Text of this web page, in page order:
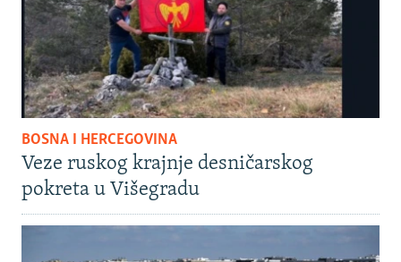
BOSNA I HERCEGOVINA
Veze ruskog krajnje desničarskog
pokreta u Višegradu